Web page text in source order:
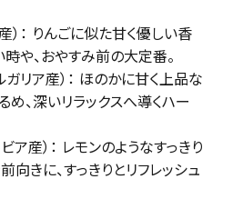
）： りんごに似た甘く優しい香
や、おやすみ前の大定番。
ガリア産）： ほのかに甘く上品な
、深いリラックスへ導くハー
ア産）： レモンのようなすっきり
きに、すっきりとリフレッシュ